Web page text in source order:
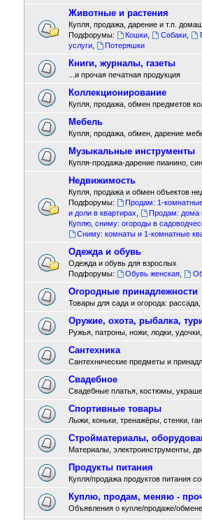
Животные и растения
Купля, продажа, дарение и т.п.
Подфорумы:
Кошки Собаки
услуги, Потеряшки
Книги, журналы, газеты
...и прочая печатная продукция
Коллекционирование
Купля, продажа, обмен предметов
Мебель
Купля, продажа, обмен, дарение
Музыкальные инструменты
Купля-продажа-дарение пианино,
Недвижимость
Купля, продажа и обмен объектов
Подфорумы:
Продам: 1-
и доли в квартирах
Продам: дома
Куплю, сниму: огороды в
Сниму: комнаты и 1-комнатные
Одежда и обувь
Одежда и обувь для взрослых
Подфорумы:
Обувь женская
Огородные принадлежности
Товары для сада и огорода:
Оружие, охота, рыбалка,
Ружья, патроны, ножи, лодки, удочки,
Сантехника
Сантехнические предметы и
Свадебное
Свадебные платья, костюмы,
Спортивные товары
Лыжи, коньки, тренажёры, стенки,
Стройматериалы,
Материалы, электроинструменты,
Продукты питания
Купля/продажа продуктов питания
Куплю, продам, меняю -
Объявления о купле/продаже/